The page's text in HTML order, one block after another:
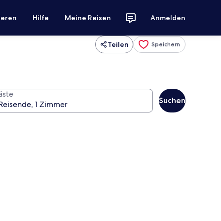
Hilfe Meine Reisen Anmelden
Teilen Speichern
Suchen